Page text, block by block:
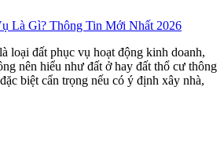
Là Gì? Thông Tin Mới Nhất 2026
loại đất phục vụ hoạt động kinh doanh,
nên hiểu như đất ở hay đất thổ cư thông
biệt cẩn trọng nếu có ý định xây nhà,